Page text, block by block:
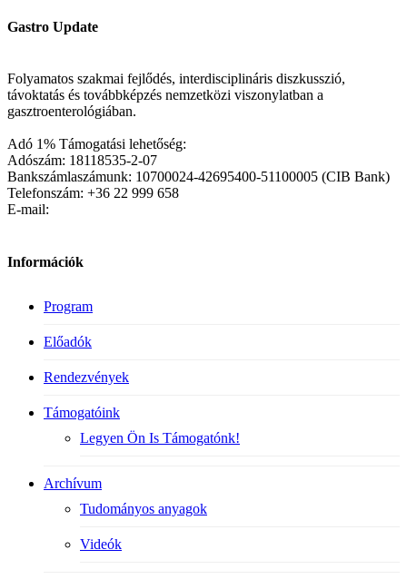
Gastro Update
Folyamatos szakmai fejlődés, interdisciplináris diszkusszió,
távoktatás és továbbképzés nemzetközi viszonylatban a
gasztroenterológiában.
Adó 1% Támogatási lehetőség:
Adószám: 18118535-2-07
Bankszámlaszámunk: 10700024-42695400-51100005 (CIB Bank)
Telefonszám: +36 22 999 658
E-mail:
Információk
Program
Előadók
Rendezvények
Támogatóink
Legyen Ön Is Támogatónk!
Archívum
Tudományos anyagok
Videók